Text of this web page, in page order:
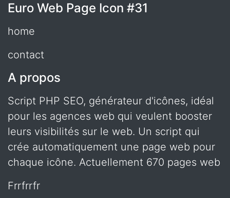
Euro Web Page Icon #31
home
contact
A propos
Script PHP SEO, générateur d'icônes, idéal
pour les agences web qui veulent booster
leurs visibilités sur le web. Un script qui
crée automatiquement une page web pour
chaque icône. Actuellement 670 pages web
frrfrrfr